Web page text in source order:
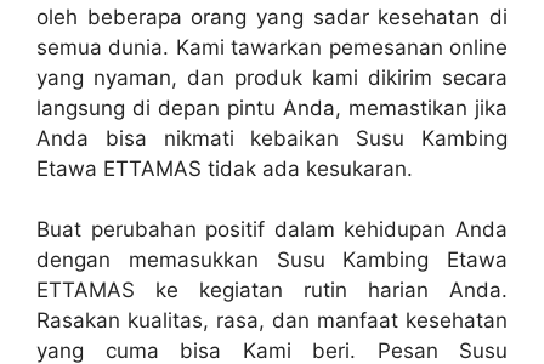
oleh beberapa orang yang sadar kesehatan di
semua dunia. Kami tawarkan pemesanan online
yang nyaman, dan produk kami dikirim secara
langsung di depan pintu Anda, memastikan jika
Anda bisa nikmati kebaikan Susu Kambing
Etawa ETTAMAS tidak ada kesukaran.
Buat perubahan positif dalam kehidupan Anda
dengan memasukkan Susu Kambing Etawa
ETTAMAS ke kegiatan rutin harian Anda.
Rasakan kualitas, rasa, dan manfaat kesehatan
yang cuma bisa Kami beri. Pesan Susu